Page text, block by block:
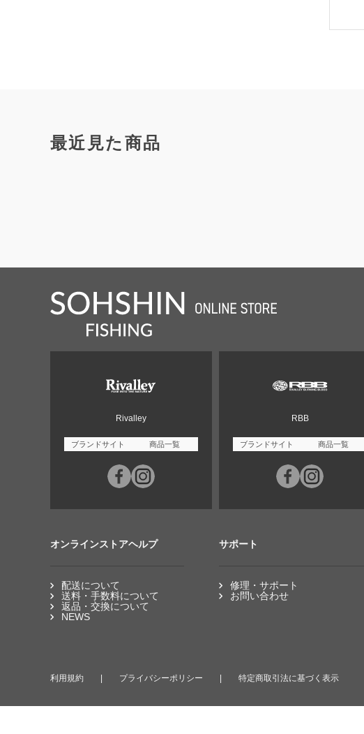
最近見た商品
Rivalley
ブランドサイト 商品一覧
RBB
ブランドサイト 商品一覧
オンラインストアヘルプ
配送について
送料・手数料について
返品・交換について
NEWS
サポート
修理・サポート
お問い合わせ
利用規約 プライバシーポリシー 特定商取引法に基づく表示